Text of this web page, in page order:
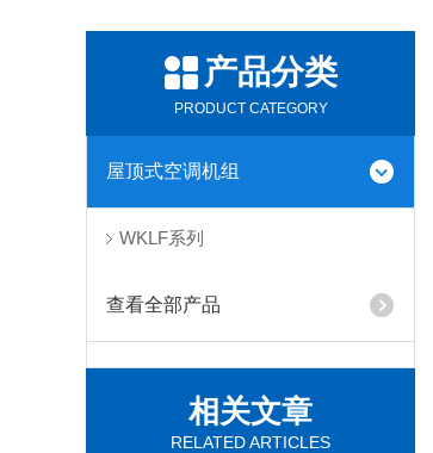
产品分类
PRODUCT CATEGORY
屋顶式空调机组
WKLF系列
查看全部产品
相关文章
RELATED ARTICLES